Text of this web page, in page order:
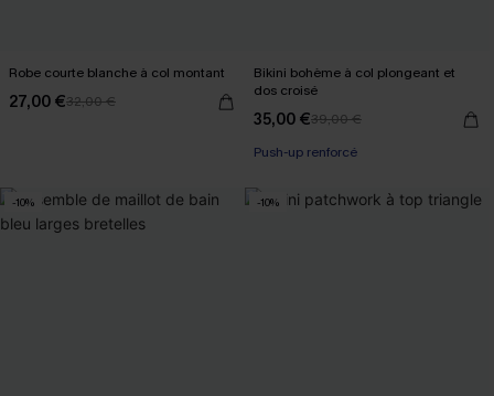
Robe courte blanche à col montant
27,00 €32,00 €
Bikini bohème à col plongeant et
dos croisé
35,00 €39,00 €
Push-up renforcé
-10% -10%